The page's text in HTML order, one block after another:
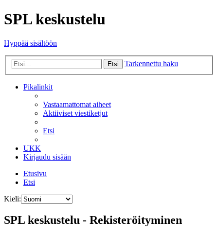
SPL keskustelu
Hyppää sisältöön
Etsi Tarkennettu haku
Pikalinkit
Vastaamattomat aiheet
Aktiiviset viestiketjut
Etsi
UKK
Kirjaudu sisään
Etusivu
Etsi
Kieli:
SPL keskustelu - Rekisteröityminen